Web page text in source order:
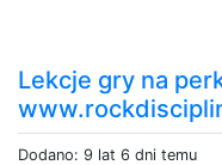
Lekcje gry na
Dodano: 9 lat 6 dni temu